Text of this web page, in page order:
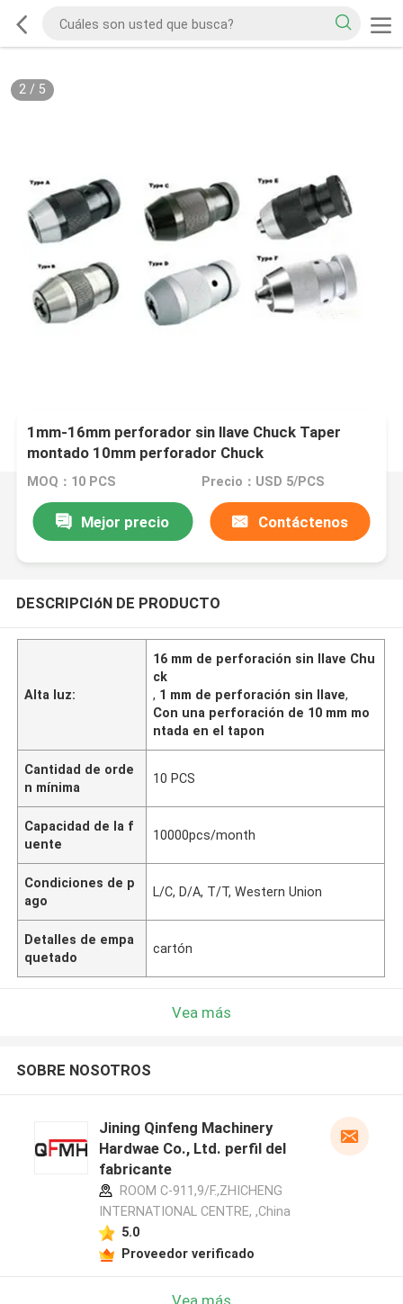
2/ 5
1mm-16mm perforador sin llave Chuck Taper
montado 10mm perforador Chuck
MOQ：10 PCS Precio：USD 5/PCS
Mejor precio Contáctenos
DESCRIPCIóN DE PRODUCTO
Alta luz:
16 mm de perforación sin llave Chu
ck
, 1 mm de perforación sin llave,
Con una perforación de 10 mm mo
ntada en el tapon
Cantidad de orde
n mínima
10 PCS
Capacidad de la f
uente
10000pcs/month
Condiciones de p
ago
L/C, D/A, T/T, Western Union
Detalles de empa
quetado
cartón
Vea más
SOBRE NOSOTROS
Jining Qinfeng Machinery
Hardwae Co., Ltd. perfil del
fabricante
ROOM C-911,9/F.,ZHICHENG
INTERNATIONAL CENTRE, ,China
5.0
Proveedor verificado
Vea más